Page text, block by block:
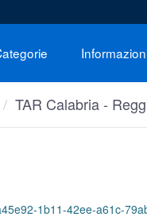
TAR Calabria -
79ab2adb1d2d/download/